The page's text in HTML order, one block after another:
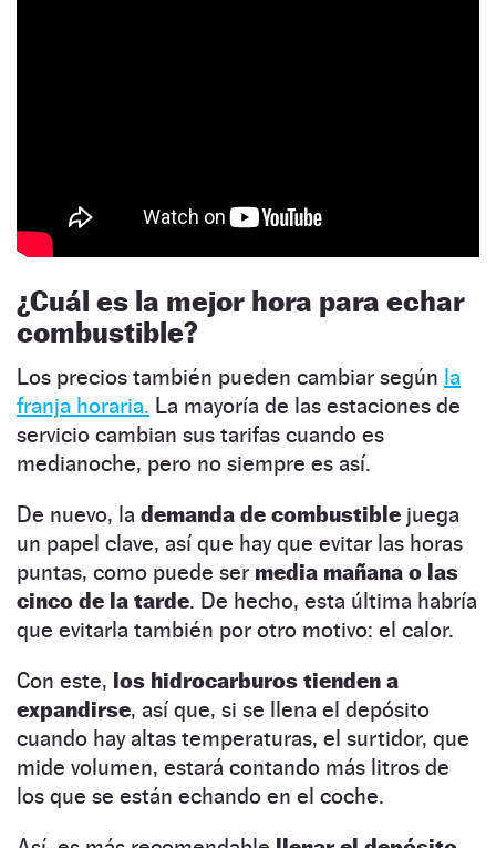
¿Cuál es la mejor hora para echar
combustible?
Los precios también pueden cambiar según la
franja horaria. La mayoría de las estaciones de
servicio cambian sus tarifas cuando es
medianoche, pero no siempre es así.
De nuevo, la demanda de combustible juega
un papel clave, así que hay que evitar las horas
puntas, como puede ser media mañana o las
cinco de la tarde. De hecho, esta última habría
que evitarla también por otro motivo: el calor.
Con este, los hidrocarburos tienden a
expandirse, así que, si se llena el depósito
cuando hay altas temperaturas, el surtidor, que
mide volumen, estará contando más litros de
los que se están echando en el coche.